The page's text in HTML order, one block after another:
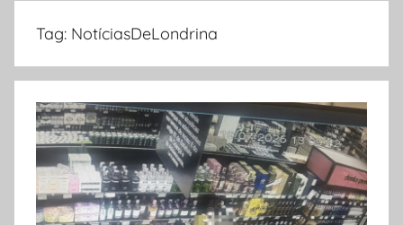
Tag: NotíciasDeLondrina